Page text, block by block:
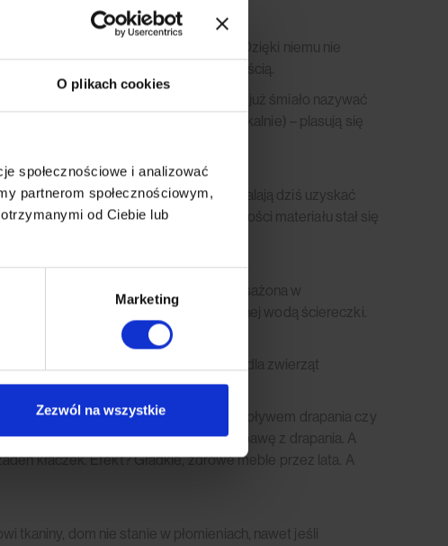
O plikach cookies
społecznościowe i analizować
partnerom społecznościowym,
od Ciebie lub
Marketing
Zezwól na wszystkie
odporności na ścieranie”. Dzięki niemu nie
z rzeczywistością i… Twoją codziennością.
że materiały tapicerskie, które można już śmiało nazywać
odwiedzanych miejscach, jak poczekalnie) – plasują się
Nowoczesne technologie pozwalają dziś uzyskać
jej charakteru, a wyznacznikiem trwałości materiału stał się
z ulgą. Tkanina Leo jest wyposażona w
potrzebować jedynie delikatnie zwilżonej wodą ściereczki.
możliwe, że niektóre tkaniny są rajem dla zwierząt
na zaciągnięcie i zerwanie nitek pod wpływem drapania czy
części ich łap – co psuje całą zabawę z drapania. A
kłaczek. Efekt? Gładkie, zdrowe meble przez lata. A
tkaniny, dom nie stanie w płomieniach, nawet jeśli